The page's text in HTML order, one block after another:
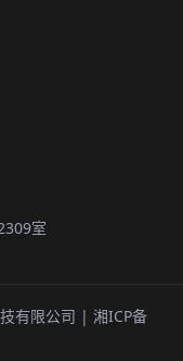
室
有限公司 | 湘ICP备